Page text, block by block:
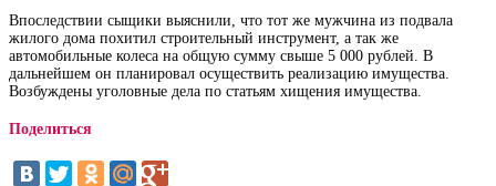
Впоследствии сыщики выяснили, что тот же мужчина из подвала
жилого дома похитил строительный инструмент, а так же
автомобильные колеса на общую сумму свыше 5 000 рублей. В
дальнейшем он планировал осуществить реализацию имущества.
Возбуждены уголовные дела по статьям хищения имущества.
Поделиться